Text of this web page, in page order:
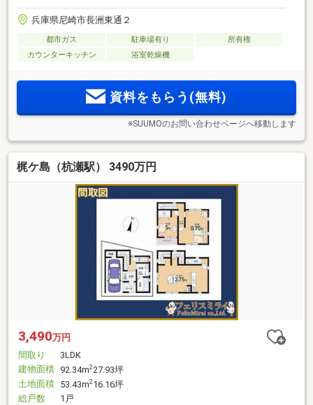
兵庫県尼崎市長洲東通２
都市ガス 駐車場有り
所有権
カウンターキッチン
浴室乾燥機
資料をもらう(無料)
※SUUMOのお問い合わせページへ移動します
梶ケ島（杭瀬駅） 3490万円
3,490万円
間取り
3LDK
建物面積 92.34m227.93坪
土地面積 53.43m216.16坪
総戸数
1戸